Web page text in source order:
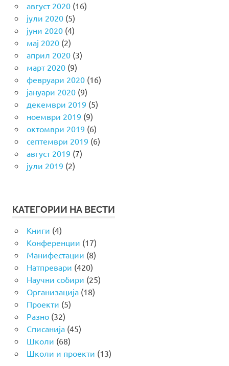
август 2020(16)
јули 2020(5)
јуни 2020(4)
мај 2020(2)
април 2020(3)
март 2020(9)
февруари 2020(16)
јануари 2020(9)
декември 2019 (5)
ноември 2019 (9)
октомври 2019 (6)
септември 2019 (6)
август 2019 (7)
јули 2019 (2)
КАТЕГОРИИ НА ВЕСТИ
Книги (4)
Конференции (17)
Манифестации (8)
Натпревари (420)
Научни собири (25)
Организација(18)
Проекти (5)
Разно(32)
Списанија(45)
Школи (68)
Школи и проекти (13)